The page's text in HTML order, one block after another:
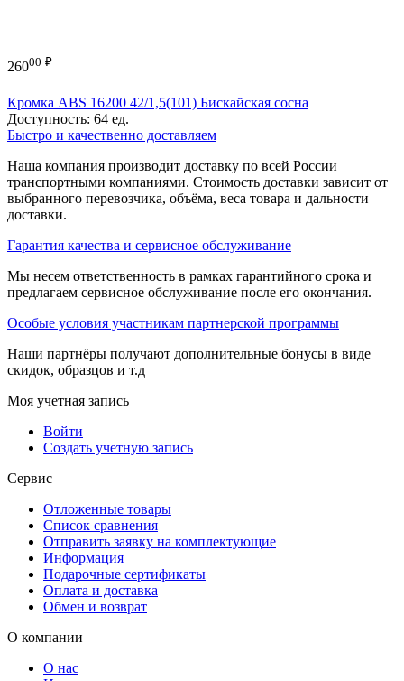
26000 ₽
Кромка ABS 16200 42/1,5(101) Бискайская сосна
Доступность: 64 ед.
Быстро и качественно доставляем
Наша компания производит доставку по всей России
транспортными компаниями. Стоимость доставки зависит от
выбранного перевозчика, объёма, веса товара и дальности
доставки.
Гарантия качества и сервисное обслуживание
Мы несем ответственность в рамках гарантийного срока и
предлагаем сервисное обслуживание после его окончания.
Особые условия участникам партнерской программы
Наши партнёры получают дополнительные бонусы в виде
скидок, образцов и т.д
Моя учетная запись
Войти
Создать учетную запись
Сервис
Отложенные товары
Список сравнения
Отправить заявку на комплектующие
Информация
Подарочные сертификаты
Оплата и доставка
Обмен и возврат
О компании
О нас